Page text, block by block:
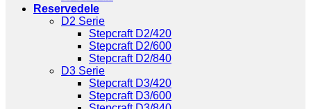
Reservedele
D2 Serie
Stepcraft D2/420
Stepcraft D2/600
Stepcraft D2/840
D3 Serie
Stepcraft D3/420
Stepcraft D3/600